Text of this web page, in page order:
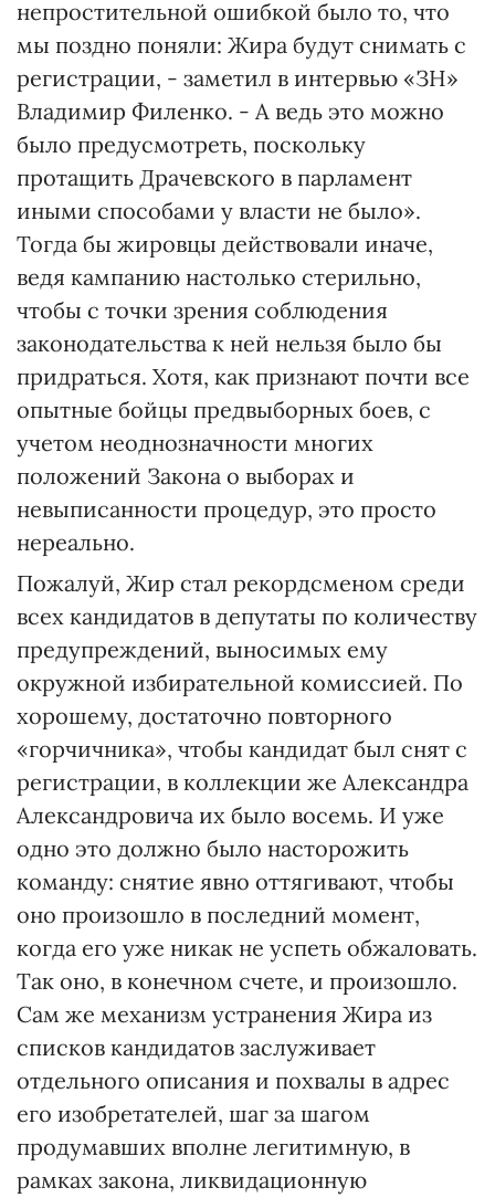
непростительной ошибкой было то, что
мы поздно поняли: Жира будут снимать с
регистрации, - заметил в интервью «ЗН»
Владимир Филенко. - А ведь это можно
было предусмотреть, поскольку
протащить Драчевского в парламент
иными способами у власти не было».
Тогда бы жировцы действовали иначе,
ведя кампанию настолько стерильно,
чтобы с точки зрения соблюдения
законодательства к ней нельзя было бы
придраться. Хотя, как признают почти все
опытные бойцы предвыборных боев, с
учетом неоднозначности многих
положений Закона о выборах и
невыписанности процедур, это просто
нереально.
Пожалуй, Жир стал рекордсменом среди
всех кандидатов в депутаты по количеству
предупреждений, выносимых ему
окружной избирательной комиссией. По
хорошему, достаточно повторного
«горчичника», чтобы кандидат был снят с
регистрации, в коллекции же Александра
Александровича их было восемь. И уже
одно это должно было насторожить
команду: снятие явно оттягивают, чтобы
оно произошло в последний момент,
когда его уже никак не успеть обжаловать.
Так оно, в конечном счете, и произошло.
Сам же механизм устранения Жира из
списков кандидатов заслуживает
отдельного описания и похвалы в адрес
его изобретателей, шаг за шагом
продумавших вполне легитимную, в
рамках закона, ликвидационную